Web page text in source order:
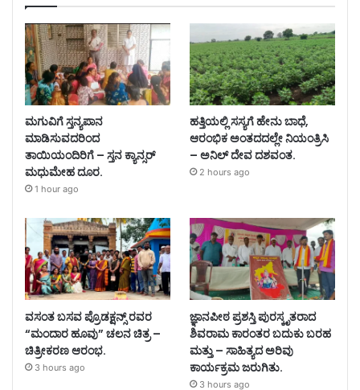
ಮಗುವಿಗೆ ಸ್ತನ್ಯಪಾನ
ಮಾಡಿಸುವದರಿಂದ
ತಾಯಿಯಂದಿರಿಗೆ – ಸ್ತನ ಕ್ಯಾನ್ಸರ್
ಮಧುಮೇಹ ದೂರ.
1 hour ago
ಹತ್ತಿಯಲ್ಲಿ ಸಸ್ಯಗೆ ಹೇನು ಬಾಧೆ,
ಆರಂಭಿಕ ಅಂತದದಲ್ಲೇ ನಿಯಂತ್ರಿಸಿ
– ಅನಿಲ್ ದೇವ ದಶವಂತ.
2 hours ago
ವಸಂತ ಬಸವ ಪ್ರೊಡಕ್ಷನ್ಸ್ ರವರ
“ಮಂದಾರ ಹೂವು” ಚಲನ ಚಿತ್ರ –
ಚಿತ್ರೀಕರಣ ಆರಂಭ.
3 hours ago
ಜ್ಞಾನಪೀಠ ಪ್ರಶಸ್ತಿ ಪುರಸ್ಕೃತರಾದ
ಶಿವರಾಮ ಕಾರಂತರ ಬದುಕು ಬರಹ
ಮತ್ತು – ಸಾಹಿತ್ಯದ ಅರಿವು
ಕಾರ್ಯಕ್ರಮ ಜರುಗಿತು.
3 hours ago